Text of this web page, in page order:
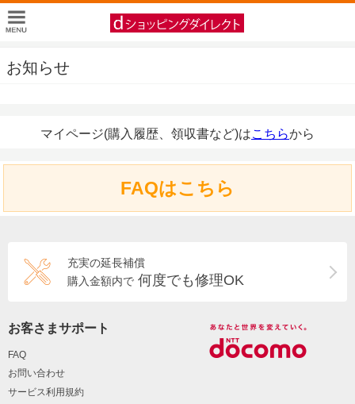
お知らせ
マイページ(購入履歴、領収書など)はこちらから
FAQはこちら
充実の延長補償
購入金額内で 何度でも修理OK
お客さまサポート
FAQ
お問い合わせ
サービス利用規約